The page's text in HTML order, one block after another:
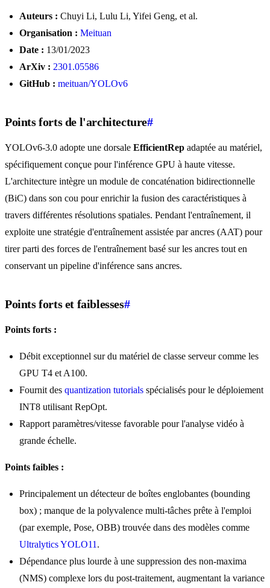
Auteurs : Chuyi Li, Lulu Li, Yifei Geng, et al.
Organisation : Meituan
Date : 13/01/2023
ArXiv : 2301.05586
GitHub : meituan/YOLOv6
Points forts de l'architecture#
YOLOv6-3.0 adopte une dorsale EfficientRep adaptée au matériel,
spécifiquement conçue pour l'inférence GPU à haute vitesse.
L'architecture intègre un module de concaténation bidirectionnelle
(BiC) dans son cou pour enrichir la fusion des caractéristiques à
travers différentes résolutions spatiales. Pendant l'entraînement, il
exploite une stratégie d'entraînement assistée par ancres (AAT) pour
tirer parti des forces de l'entraînement basé sur les ancres tout en
conservant un pipeline d'inférence sans ancres.
Points forts et faiblesses#
Points forts :
Débit exceptionnel sur du matériel de classe serveur comme les
GPU T4 et A100.
Fournit des quantization tutorials spécialisés pour le déploiement
INT8 utilisant RepOpt.
Rapport paramètres/vitesse favorable pour l'analyse vidéo à
grande échelle.
Points faibles :
Principalement un détecteur de boîtes englobantes (bounding
box) ; manque de la polyvalence multi-tâches prête à l'emploi
(par exemple, Pose, OBB) trouvée dans des modèles comme
Ultralytics YOLO11 .
Dépendance plus lourde à une suppression des non-maxima
(NMS) complexe lors du post-traitement, augmentant la variance